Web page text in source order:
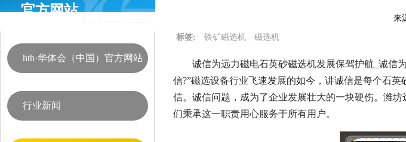
官方网站
hth·华体会（中国）官方网站
行业新闻
来
标签: 铁矿磁选机 磁选机
诚信为远力磁电石英砂磁选机发展保驾护航_诚信
信?”磁选设备行业飞速发展的如今，讲诚信是每个石
信。诚信问题，成为了企业发展壮大的一块硬伤。潍
们秉承这一职责用心服务于所有用户。